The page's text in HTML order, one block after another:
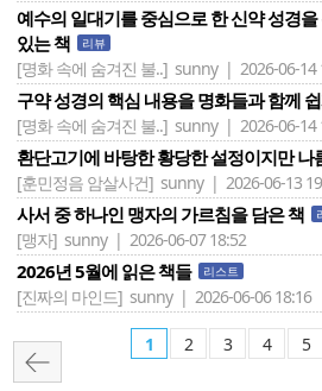
예수의 일대기를 중심으로 한 신약 성경
있는 책
리뷰
[명화 속에 숨겨진 불..] sunny | 2026-06-14
구약 성경의 핵심 내용을 명화들과 함께
[명화 속에 숨겨진 불..] sunny | 2026-06-14
환단고기에 바탕한 황당한 설정이지만 나
[훈민정음 암살사건] sunny | 2026-06-13
사서 중 하나인 맹자의 가르침을 담은 책
[맹자] sunny | 2026-06-07 18:52
2026년 5월에 읽은 책들 리스트
[진짜의 마인드] sunny | 2026-06-06 18:16
1 2 3 4 5